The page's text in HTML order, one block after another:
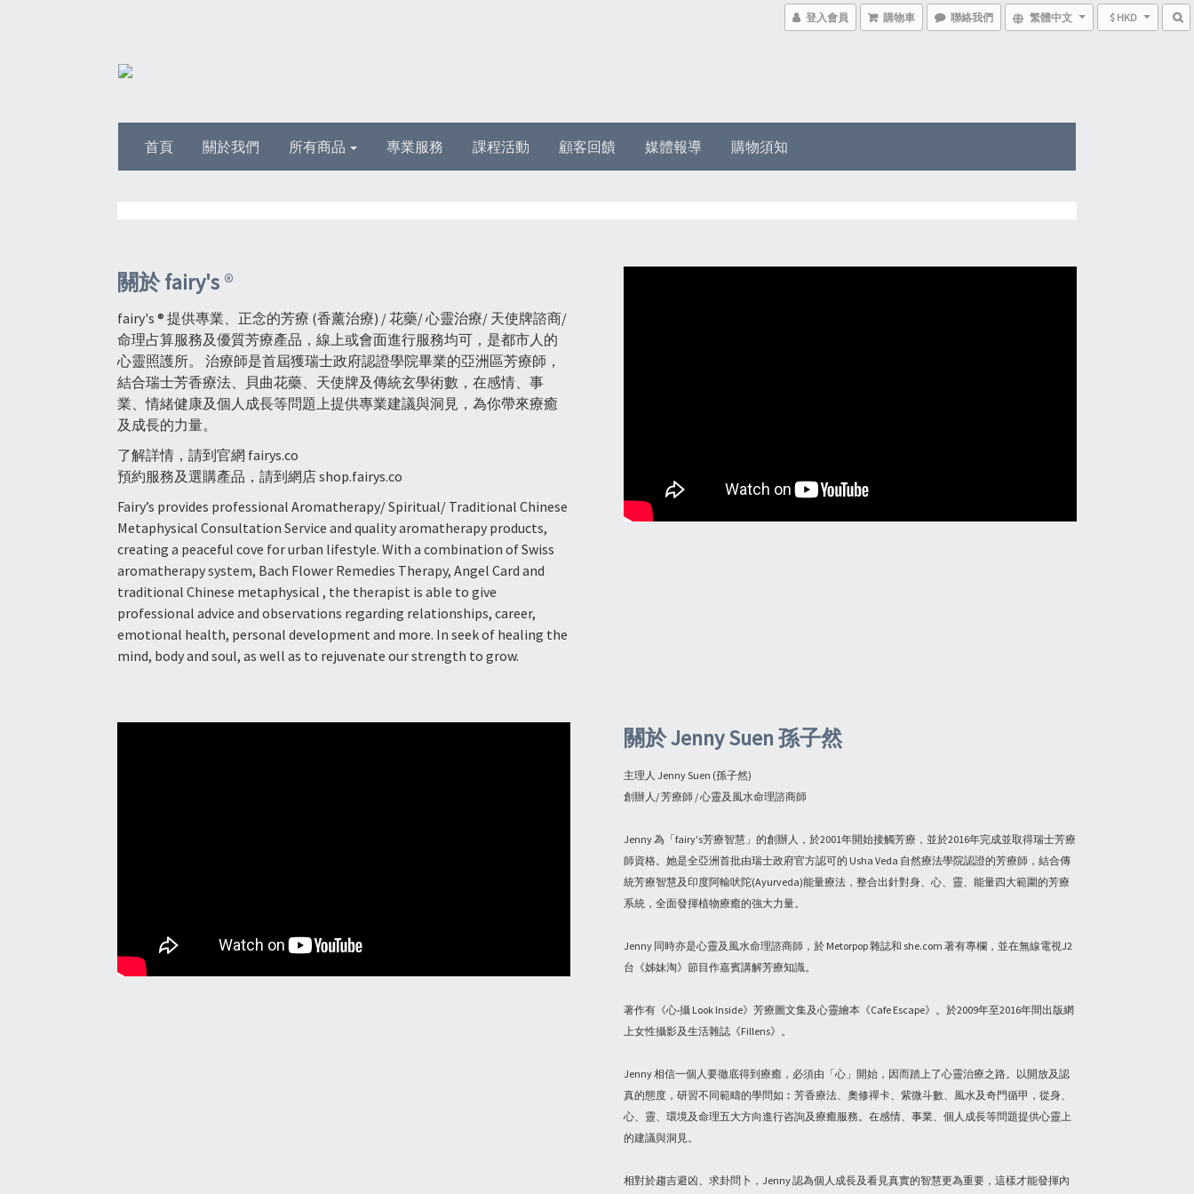
登入會員 購物車 聯絡我們 繁體中文 $ HKD
首頁 關於我們 所有商品 專業服務 課程活動 顧客回饋 媒體報導 購物須知
關於 fairy's®
fairy's ® 提供專業、正念的芳療 (香薰治療) / 花藥/ 心靈治療/ 天使牌諮商/
命理占算服務及優質芳療產品，線上或會面進行服務均可，是都市人的
心靈照護所。 治療師是首屆獲瑞士政府認證學院畢業的亞洲區芳療師，
結合瑞士芳香療法、貝曲花藥、天使牌及傳統玄學術數，在感情、事
業、情緒健康及個人成長等問題上提供專業建議與洞見，為你帶來療癒
及成長的力量。
了解詳情，請到官網 fairys.co
預約服務及選購產品，請到網店shop.fairys.co
Fairy’s provides professional Aromatherapy/ Spiritual/ Traditional Chinese
Metaphysical Consultation Service and quality aromatherapy products,
creating a peaceful cove for urban lifestyle. With a combination of Swiss
aromatherapy system, Bach Flower Remedies Therapy, Angel Card and
traditional Chinese metaphysical , the therapist is able to give
professional advice and observations regarding relationships, career,
emotional health, personal development and more. In seek of healing the
mind, body and soul, as well as to rejuvenate our strength to grow.
關於 Jenny Suen 孫子然
主理人 Jenny Suen (孫子然)
創辦人/ 芳療師 / 心靈及風水命理諮商師
Jenny 為「fairy's芳療智慧」的創辦人，於2001年開始接觸芳療，並於2016年完成並取得瑞士芳療
師資格。她是全亞洲首批由瑞士政府官方認可的 Usha Veda 自然療法學院認證的芳療師，結合傳
統芳療智慧及印度阿輸吠陀(Ayurveda)能量療法，整合出針對身、心、靈、能量四大範圍的芳療
系統，全面發揮植物療癒的強大力量。
Jenny 同時亦是心靈及風水命理諮商師，於 Metorpop 雜誌和 she.com 著有專欄，並在無線電視J2
台《姊妹淘》節目作嘉賓講解芳療知識。
著作有《心‧攝 Look Inside》芳療圖文集及心靈繪本《Cafe Escape》。於2009年至2016年間出版網
上女性攝影及生活雜誌《Fillens》。
Jenny 相信一個人要徹底得到療癒，必須由「心」開始，因而踏上了心靈治療之路。以開放及認
真的態度，研習不同範疇的學問如︰芳香療法、奧修禪卡、紫微斗數、風水及奇門循甲，從身、
心、靈、環境及命理五大方向進行咨詢及療癒服務。在感情、事業、個人成長等問題提供心靈上
的建議與洞見。
相對於趨吉避凶、求卦問卜，Jenny 認為個人成長及看見真實的智慧更為重要，這樣才能發揮內